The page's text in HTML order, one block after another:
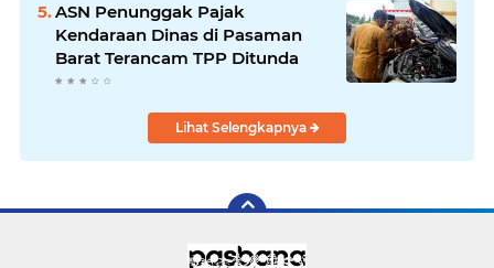
ASN Penunggak Pajak
Kendaraan Dinas di Pasaman
Barat Terancam TPP Ditunda
Lihat Selengkapnya